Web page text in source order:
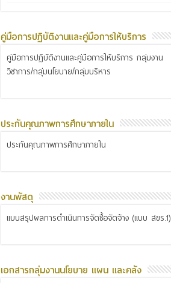
คู่มือการปฏิบัติงานและคู่มือการให้บริการ
คู่มือการปฏิบัติงานและคู่มือการให้บริการ กลุ่มงาน
วิชาการ/กลุ่มนโยบาย/กลุ่มบริหาร
ประกันคุณภาพการศึกษาภายใน
ประกันคุณภาพการศึกษาภายใน
งานพัสดุ
แบบสรุปผลการดำเนินการจัดซื้อจัดจ้าง (แบบ สขร.1)
เอกสารกลุ่มงานนโยบาย แผน และคลัง